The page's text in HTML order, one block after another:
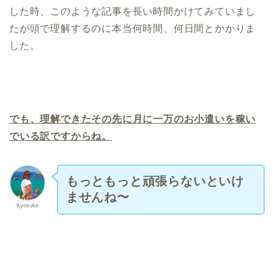
した時、このような記事を長い時間かけてみていまし
たが頭で理解するのに本当何時間、何日間とかかりま
した。
でも、理解できたその先に月に一万のお小遣いを稼い
でいる訳ですからね。
Kyosuke
もっともっと頑張らないといけ
ませんね〜